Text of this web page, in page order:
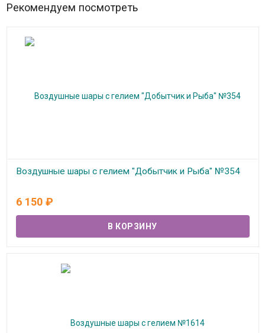
Рекомендуем посмотреть
Воздушные шары с гелием "Добытчик и Рыба" №354
6 150 ₽